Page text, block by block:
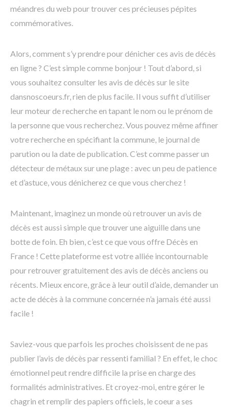
méandres du web pour trouver ces précieuses pépites
commémoratives.
Alors, comment s’y prendre pour dénicher ces avis de décès
en ligne ? C’est simple comme bonjour ! Tout d’abord, si
vous souhaitez consulter les avis de décès sur le site
dansnoscoeurs.fr, rien de plus facile. Il vous suffit d’utiliser
leur moteur de recherche en tapant le nom ou le prénom de
la personne que vous recherchez. Vous pouvez même affiner
votre recherche en spécifiant la commune, le journal de
parution ou la date de publication. C’est comme passer un
détecteur de métaux sur une plage : avec un peu de patience
et d’astuce, vous dénicherez ce que vous cherchez !
Maintenant, imaginez un monde où retrouver un avis de
décès est aussi simple que trouver une aiguille dans une
botte de foin. Eh bien, c’est ce que vous offre Décès en
France ! Cette plateforme est votre alliée incontournable
pour retrouver gratuitement des avis de décès anciens ou
récents. Mieux encore, grâce à leur outil d’aide, demander un
acte de décès à la commune concernée n’a jamais été aussi
facile !
Saviez-vous que parfois les proches choisissent de ne pas
publier l’avis de décès par ressenti familial ? En effet, le choc
émotionnel peut rendre difficile la prise en charge des
formalités administratives. Et croyez-moi, entre gérer le
chagrin et remplir des papiers officiels, le coeur a ses